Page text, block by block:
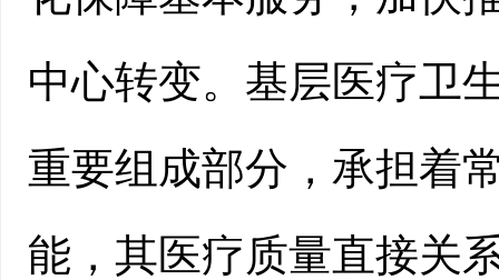
中心转变。基层医疗卫
重要组成部分，承担着
能，其医疗质量直接关